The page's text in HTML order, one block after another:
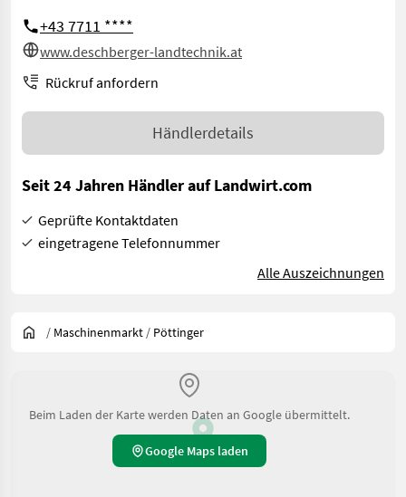
+43 7711 ****
www.deschberger-landtechnik.at
Rückruf anfordern
Händlerdetails
Seit 24 Jahren Händler auf Landwirt.com
Geprüfte Kontaktdaten
eingetragene Telefonnummer
Alle Auszeichnungen
/ Maschinenmarkt / Pöttinger
Beim Laden der Karte werden Daten an Google übermittelt.
Google Maps laden